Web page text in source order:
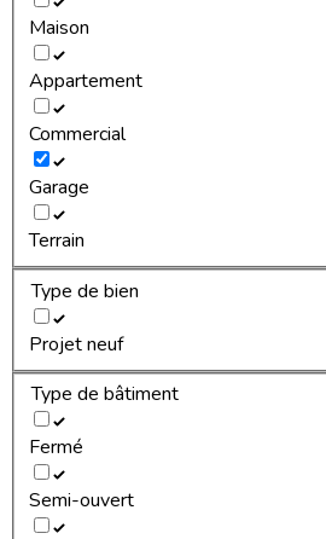
Maison
Appartement
Commercial
Garage
Terrain
Type de bien
Projet neuf
Type de bâtiment
Fermé
Semi-ouvert